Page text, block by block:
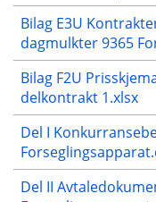
Bilag E3U
dagmulkter 9365
Bilag F2U
delkontrakt 1.xlsx
Del I
Del II